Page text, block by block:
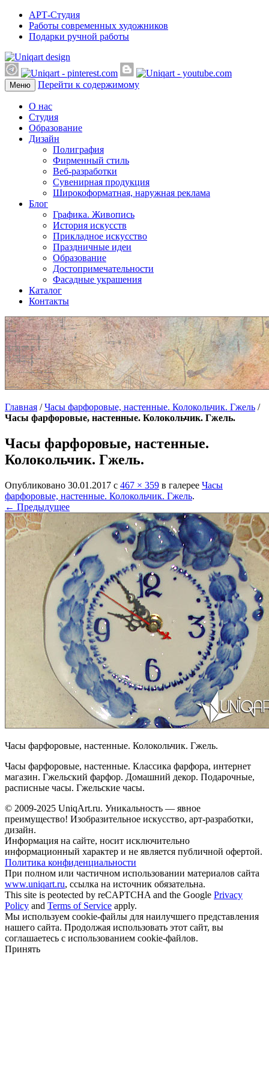
АРТ-Студия
Работы современных художников
Подарки ручной работы
Меню Перейти к содержимому
О нас
Студия
Образование
Дизайн
Полиграфия
Фирменный стиль
Веб-разработки
Сувенирная продукция
Широкоформатная, наружная реклама
Блог
Графика. Живопись
История искусств
Прикладное искусство
Праздничные идеи
Образование
Достопримечательности
Фасадные украшения
Каталог
Контакты
Главная /Часы фарфоровые, настенные. Колокольчик. Гжель /
Часы фарфоровые, настенные. Колокольчик. Гжель.
Часы фарфоровые, настенные.
Колокольчик. Гжель.
Опубликовано 30.01.2017 с 467 × 359 в галерее Часы
фарфоровые, настенные. Колокольчик. Гжель.
← Предыдущее
Часы фарфоровые, настенные. Колокольчик. Гжель.
Часы фарфоровые, настенные. Классика фарфора, интернет
магазин. Гжельский фарфор. Домашний декор. Подарочные,
расписные часы. Гжельские часы.
© 2009-2025 UniqАrt.ru. Уникальность — явное
преимущество! Изобразительное искусство, арт-разработки,
дизайн.
Информация на сайте, носит исключительно
информационный характер и не является публичной офертой.
Политика конфиденциальности
При полном или частичном использовании материалов сайта
www.uniqart.ru, ссылка на источник обязательна.
This site is peotected by reCAPTCHA and the Google Privacy
Policy and Terms of Service apply.
Мы используем cookie-файлы для наилучшего представления
нашего сайта. Продолжая использовать этот сайт, вы
соглашаетесь с использованием cookie-файлов.
Принять